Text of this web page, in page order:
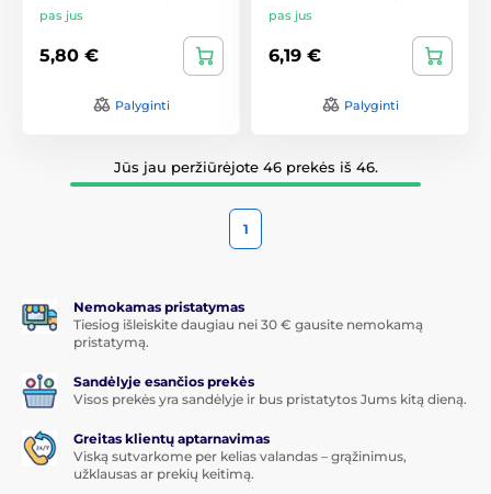
pas jus
5,80 €
Palyginti
pas jus
6,19 €
Palyginti
Jūs jau peržiūrėjote 46 prekės iš 46.
1
Nemokamas pristatymas
Tiesiog išleiskite daugiau nei 30 € gausite nemokamą
pristatymą.
Sandėlyje esančios prekės
Visos prekės yra sandėlyje ir bus pristatytos Jums kitą dieną.
Greitas klientų aptarnavimas
Viską sutvarkome per kelias valandas – grąžinimus,
užklausas ar prekių keitimą.